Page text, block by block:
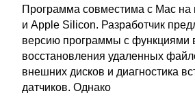
Программа совместима с Mac на
и Apple Silicon. Разработчик
версию программы с функциями
восстановления удаленных
внешних дисков и диагностика
датчиков. Однако